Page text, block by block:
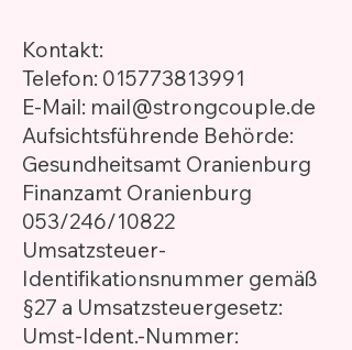
Kontakt:
Telefon: 015773813991
E-Mail: mail@strongcouple.de
Aufsichtsführende Behörde:
Gesundheitsamt Oranienburg
Finanzamt Oranienburg
053/246/10822
Umsatzsteuer-
Identifikationsnummer gemäß
§27 a Umsatzsteuergesetz:
Umst-Ident.-Nummer: